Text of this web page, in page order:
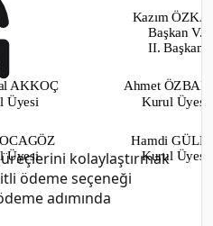
kolaylaştırmak
ödeme seçeneği
adımında
Kazım
Başkan V.
II. Başkan
AKKOÇ
Üyesi
Ahmet
Kurul
Üyesi
Hamdi
Kurul